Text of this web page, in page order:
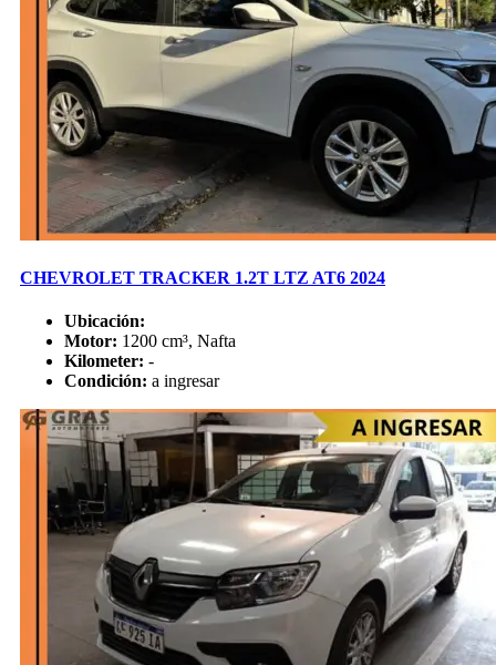
CHEVROLET TRACKER 1.2T LTZ AT6 2024
Ubicación:
Motor: 1200 cm³, Nafta
Kilometer: -
Condición: a ingresar